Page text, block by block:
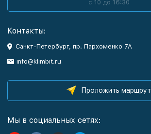
с 10 до 16:30
Контакты:
Санкт-Петербург, пр. Пархоменко 7А
info@klimbit.ru
Проложить маршрут
Мы в социальных сетях: